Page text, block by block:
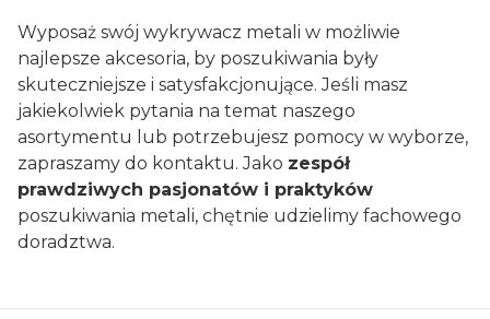
Wyposaż swój wykrywacz metali w możliwie
najlepsze akcesoria, by poszukiwania były
skuteczniejsze i satysfakcjonujące. Jeśli masz
jakiekolwiek pytania na temat naszego
asortymentu lub potrzebujesz pomocy w wyborze,
zapraszamy do kontaktu. Jako zespół
prawdziwych pasjonatów i praktyków
poszukiwania metali, chętnie udzielimy fachowego
doradztwa.